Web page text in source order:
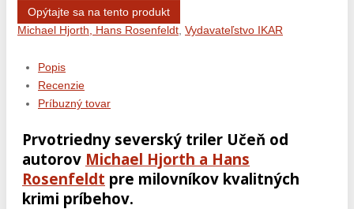
Opýtajte sa na tento produkt
Michael Hjorth, Hans Rosenfeldt Vydavateľstvo IKAR
Popis
Recenzie
Príbuzný tovar
Prvotriedny severský triler Učeň od
autorov Michael Hjorth a Hans
Rosenfeldt pre milovníkov kvalitných
krimi príbehov.